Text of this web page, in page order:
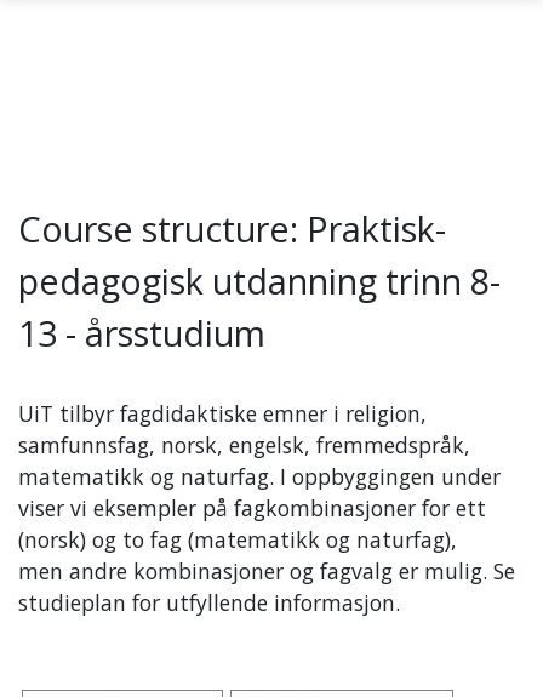
Course structure: Praktisk-
pedagogisk utdanning trinn 8-
13 - årsstudium
UiT tilbyr fagdidaktiske emner i religion,
samfunnsfag, norsk, engelsk, fremmedspråk,
matematikk og naturfag. I oppbyggingen under
viser vi eksempler på fagkombinasjoner for ett
(norsk) og to fag (matematikk og naturfag),
men andre kombinasjoner og fagvalg er mulig. Se
studieplan for utfyllende informasjon.